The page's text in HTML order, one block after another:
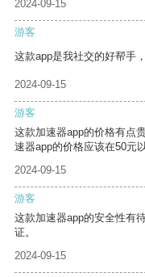
2024-09-15
游客
这款app是我社交的好帮手
2024-09-15
游客
这款加速器app的价格有点
速器app的价格应该在50元
2024-09-15
游客
这款加速器app的安全性有
证。
2024-09-15